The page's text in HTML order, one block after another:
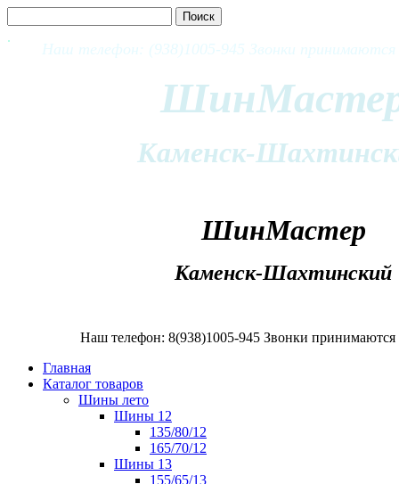
Наш телефон: (938)1005-945 Звонки принимаются
Каменск-
ШинМастер
Каменск-Шахтинский
Наш телефон: 8(938)1005-945 Звонки принимаются
Главная
Каталог товаров
Шины лето
Шины 12
135/80/12
165/70/12
Шины 13
155/65/13